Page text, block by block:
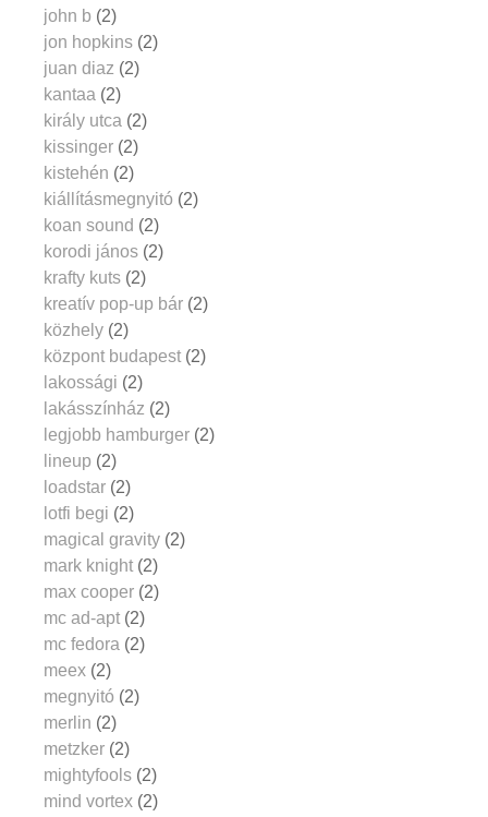
john b (2)
jon hopkins (2)
juan diaz (2)
kantaa (2)
király utca (2)
kissinger (2)
kistehén (2)
kiállításmegnyitó (2)
koan sound (2)
korodi jános (2)
krafty kuts (2)
kreatív pop-up bár (2)
közhely (2)
központ budapest (2)
lakossági (2)
lakásszínház (2)
legjobb hamburger (2)
lineup (2)
loadstar (2)
lotfi begi (2)
magical gravity (2)
mark knight (2)
max cooper (2)
mc ad-apt (2)
mc fedora (2)
meex (2)
megnyitó (2)
merlin (2)
metzker (2)
mightyfools (2)
mind vortex (2)